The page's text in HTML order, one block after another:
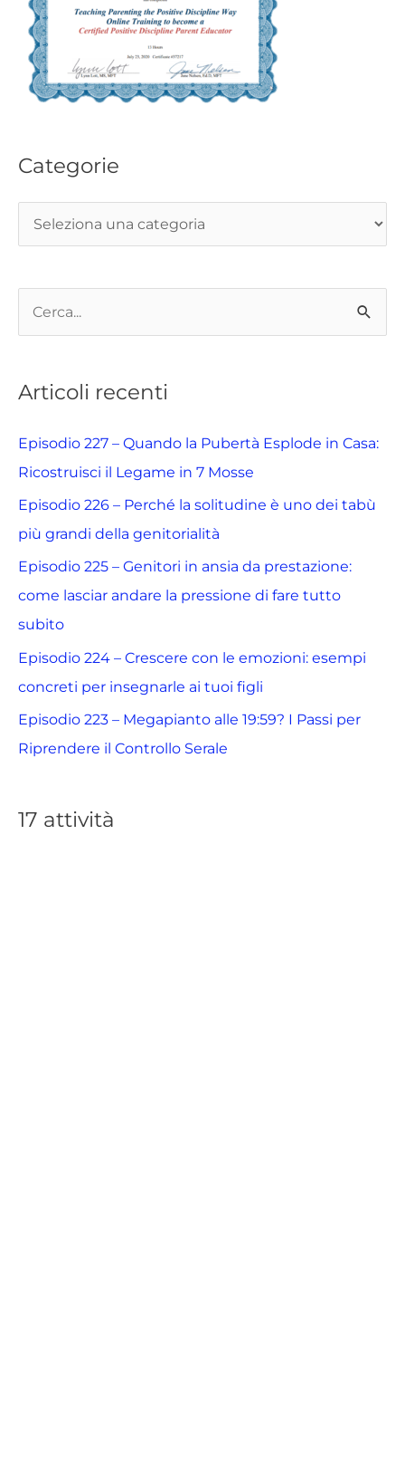
Categorie
cArticoli recenti
Episodio 227 – Quando la Pubertà Esplode in Casa:
Ricostruisci il Legame in 7 Mosse
Episodio 226 – Perché la solitudine è uno dei tabù
più grandi della genitorialità
Episodio 225 – Genitori in ansia da prestazione:
come lasciar andare la pressione di fare tutto
subito
Episodio 224 – Crescere con le emozioni: esempi
concreti per insegnarle ai tuoi figli
Episodio 223 – Megapianto alle 19:59? I Passi per
Riprendere il Controllo Serale
17 attività